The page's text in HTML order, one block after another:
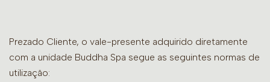
Prezado Cliente, o vale-presente adquirido diretamente
com a unidade Buddha Spa segue as seguintes normas de
utilização: